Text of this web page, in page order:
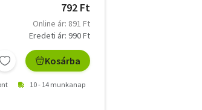
792 Ft
Online ár: 891 Ft
Eredeti ár: 990 Ft
Kosárba
10 - 14 munkanap